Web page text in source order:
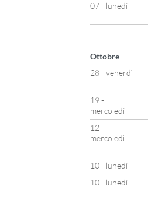
07 - lunedì
Ottobre
28 - venerdì
19 -
mercoledì
12 -
mercoledì
10 - lunedì
10 - lunedì